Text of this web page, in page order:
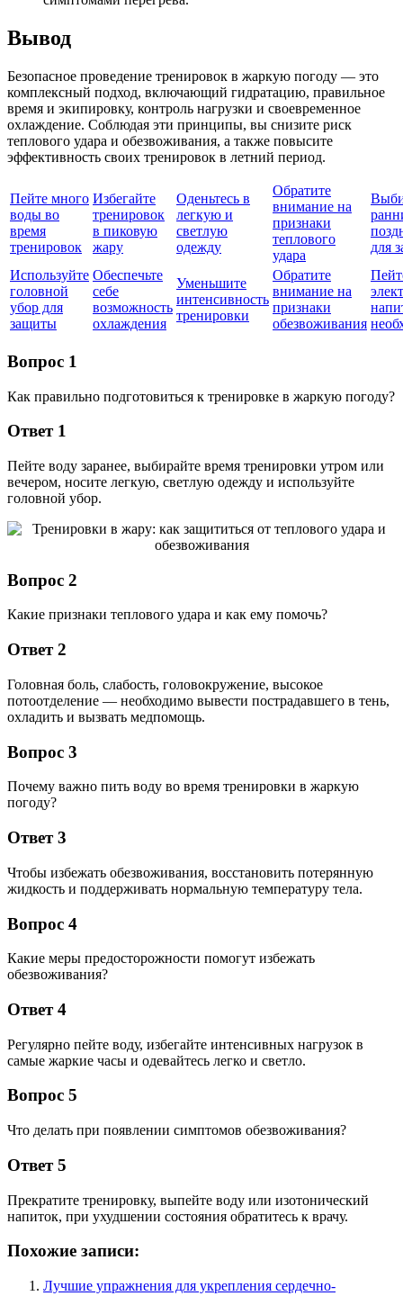
Вывод
Безопасное проведение тренировок в жаркую погоду — это
комплексный подход, включающий гидратацию, правильное
время и экипировку, контроль нагрузки и своевременное
охлаждение. Соблюдая эти принципы, вы снизите риск
теплового удара и обезвоживания, а также повысите
эффективность своих тренировок в летний период.
Пейте много
воды во
время
тренировок
Избегайте
тренировок
в пиковую
жару
Оденьтесь в
легкую и
светлую
одежду
Обратите
внимание на
признаки
теплового
удара
для
Используйте
головной
убор для
защиты
Обеспечьте
себе
возможность
охлаждения
Уменьшите
интенсивность
тренировки
Обратите
внимание на
признаки
обезвоживания
Вопрос 1
Как правильно подготовиться к тренировке в жаркую погоду?
Ответ 1
Пейте воду заранее, выбирайте время тренировки утром или
вечером, носите легкую, светлую одежду и используйте
головной убор.
Вопрос 2
Какие признаки теплового удара и как ему помочь?
Ответ 2
Головная боль, слабость, головокружение, высокое
потоотделение — необходимо вывести пострадавшего в тень,
охладить и вызвать медпомощь.
Вопрос 3
Почему важно пить воду во время тренировки в жаркую
погоду?
Ответ 3
Чтобы избежать обезвоживания, восстановить потерянную
жидкость и поддерживать нормальную температуру тела.
Вопрос 4
Какие меры предосторожности помогут избежать
обезвоживания?
Ответ 4
Регулярно пейте воду, избегайте интенсивных нагрузок в
самые жаркие часы и одевайтесь легко и светло.
Вопрос 5
Что делать при появлении симптомов обезвоживания?
Ответ 5
Прекратите тренировку, выпейте воду или изотонический
напиток, при ухудшении состояния обратитесь к врачу.
Похожие записи:
Лучшие упражнения для укрепления сердечно-